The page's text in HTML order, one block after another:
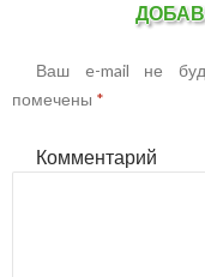
Ваш e-mail не
помечены *
Комментарий